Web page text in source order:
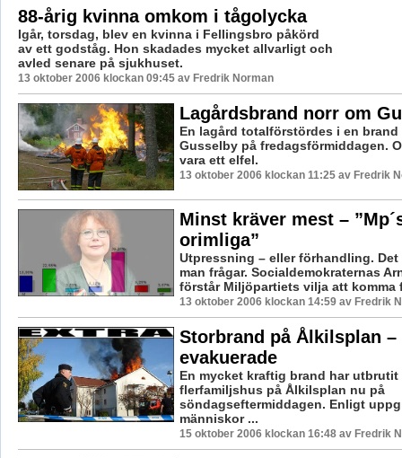
88-årig kvinna omkom i tågolycka
Igår, torsdag, blev en kvinna i Fellingsbro påkörd
av ett godståg. Hon skadades mycket allvarligt och
avled senare på sjukhuset.
13 oktober 2006 klockan 09:45 av Fredrik Norman
Lagårdsbrand norr om
En lagård totalförstördes i en brand
Gusselby på fredagsförmiddagen.
vara ett elfel.
13 oktober 2006 klockan 11:25 av Fredrik
Minst kräver mest –
orimliga”
Utpressning – eller förhandling. Det
man frågar. Socialdemokraternas
förstår Miljöpartiets vilja att komma
13 oktober 2006 klockan 14:59 av Fredrik
Storbrand på Ålkilsplan –
evakuerade
En mycket kraftig brand har utbrutit
flerfamiljshus på Ålkilsplan nu på
söndagseftermiddagen. Enligt
människor ...
15 oktober 2006 klockan 16:48 av Fredrik